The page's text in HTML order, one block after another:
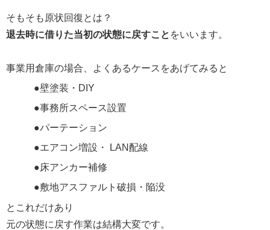
そもそも原状回復とは？
退去時に借りた当初の状態に戻すこと をいいます。
事業用倉庫の場合、よくあるケースをあげてみると
●壁塗装・DIY
●事務所スペース設置
●パーテーション
●エアコン増設・ LAN配線
●床アンカー補修
●敷地アスファルト破損・陥没
とこれだけあり
元の状態に戻す作業は結構大変です。